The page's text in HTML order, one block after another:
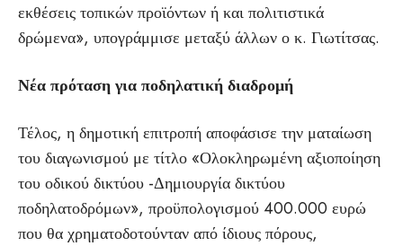
εκθέσεις τοπικών προϊόντων ή και πολιτιστικά
δρώμενα», υπογράμμισε μεταξύ άλλων ο κ. Γιωτίτσας.
Νέα πρόταση για ποδηλατική διαδρομή
Τέλος, η δημοτική επιτροπή αποφάσισε την ματαίωση
του διαγωνισμού με τίτλο «Ολοκληρωμένη αξιοποίηση
του οδικού δικτύου -Δημιουργία δικτύου
ποδηλατοδρόμων», προϋπολογισμού 400.000 ευρώ
που θα χρηματοδοτούνταν από ίδιους πόρους,